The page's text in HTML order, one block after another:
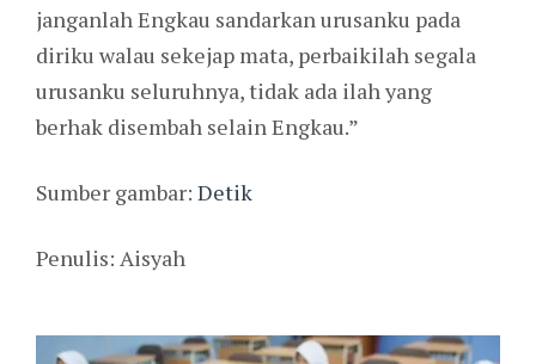
janganlah Engkau sandarkan urusanku pada
diriku walau sekejap mata, perbaikilah segala
urusanku seluruhnya, tidak ada ilah yang
berhak disembah selain Engkau.”
Sumber gambar: Detik
Penulis: Aisyah